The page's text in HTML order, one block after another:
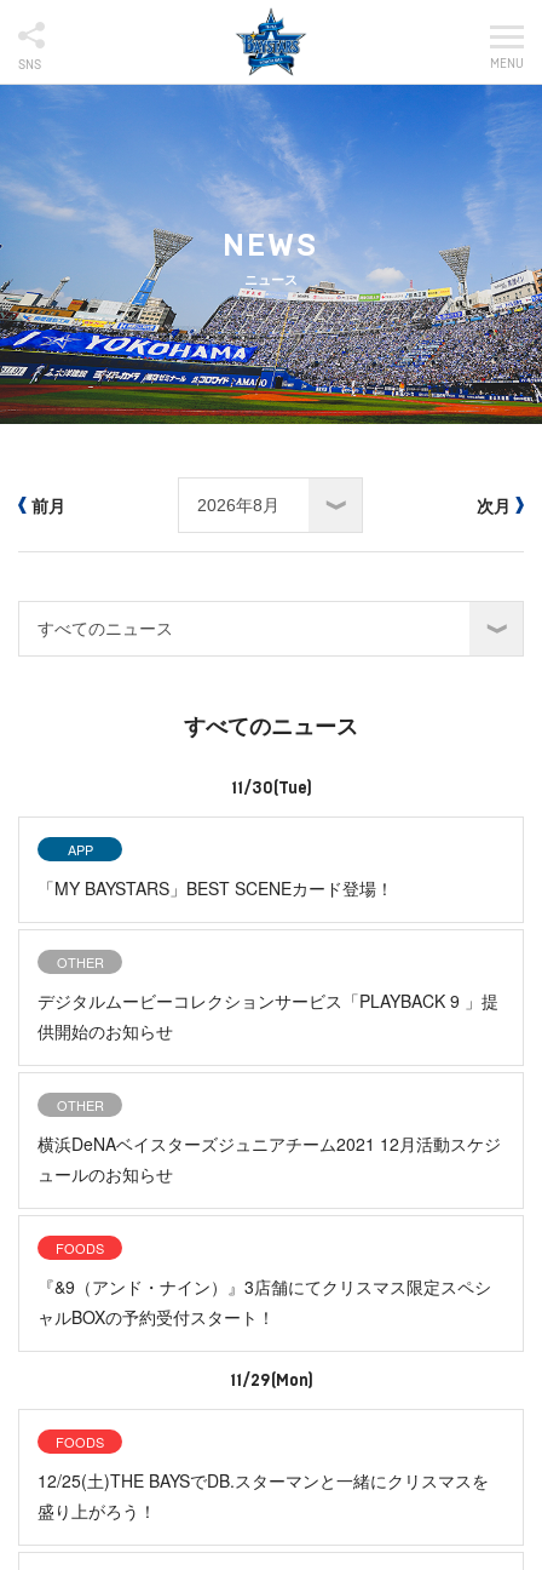
SNS MENU
NEWS
ニュース
前月 次月
すべてのニュース
11/30(Tue)
APP
「MY BAYSTARS」BEST SCENEカード登場！
OTHER
デジタルムービーコレクションサービス「PLAYBACK 9 」提
供開始のお知らせ
OTHER
横浜DeNAベイスターズジュニアチーム2021 12月活動スケジ
ュールのお知らせ
FOODS
『&9（アンド・ナイン）』3店舗にてクリスマス限定スペシ
ャルBOXの予約受付スタート！
11/29(Mon)
FOODS
12/25(土)THE BAYSでDB.スターマンと一緒にクリスマスを
盛り上がろう！